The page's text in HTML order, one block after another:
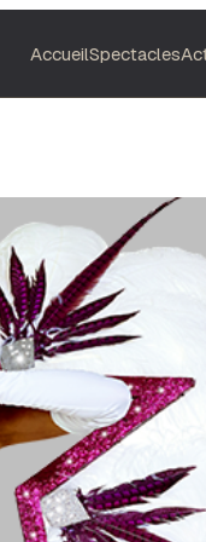
AccueilSpectacles